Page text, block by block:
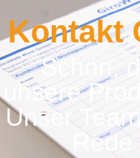
Kontakt
Schön,
unsere
Unser